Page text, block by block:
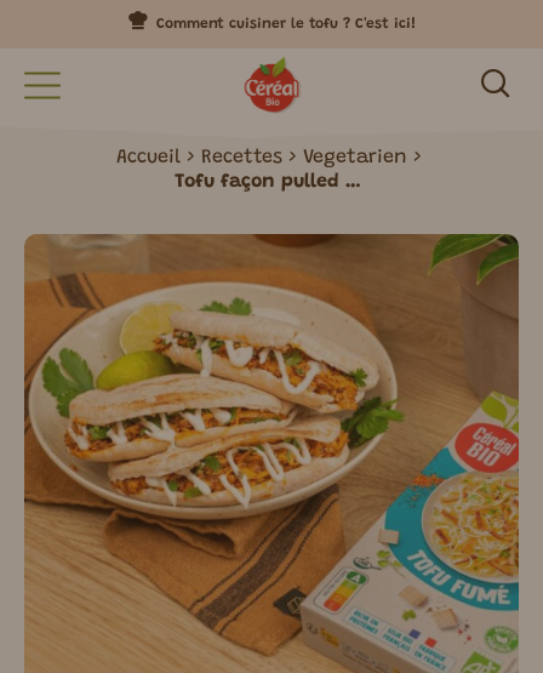
Comment cuisiner le tofu ? C'est ici!
Accueil Recettes
Vegetarien
Tofu façon pulled pork